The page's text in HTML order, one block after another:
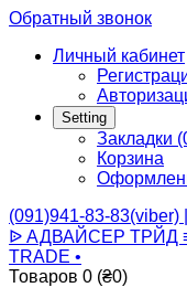
Обратный звонок
Личный кабинет
Setting
Закладки
Корзина
(091)941-83-83(viber)
ᐉ АДВАЙСЕР ТРЙД ≡
TRADE •
Товаров 0 (₴0)